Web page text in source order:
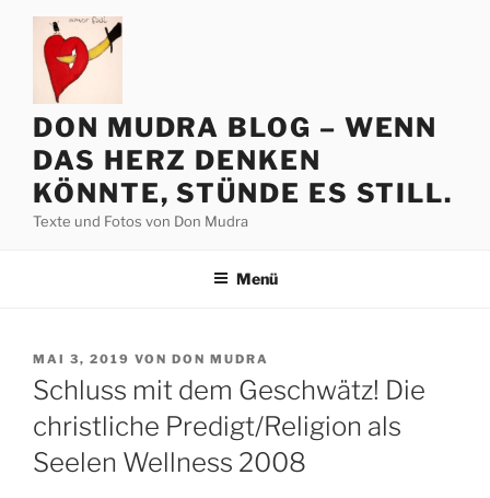
Zum
springen
DON MUDRA BLOG – WENN
DAS HERZ DENKEN
KÖNNTE, STÜNDE ES STILL.
Texte und Fotos von Don Mudra
Menü
VERÖFFENTLICHT
AM
MAI 3, 2019 VON DON MUDRA
Schluss mit dem Geschwätz! Die
christliche Predigt/Religion als
Seelen Wellness 2008